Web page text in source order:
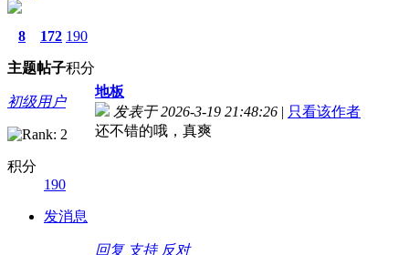
8
主题
172
帖子
190
积分
初级用户
积分
190
发消息
地板
发表于 2026-3-19 21:48:26 | 只看该作者
还不错的哦，真爽
回复 支持 反对